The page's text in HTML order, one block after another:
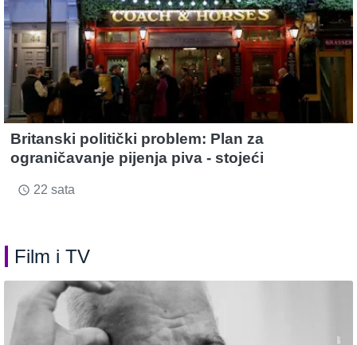
Britanski politički problem: Plan za
ograničavanje pijenja piva - stojeći
access_time 22 sata
Film i TV